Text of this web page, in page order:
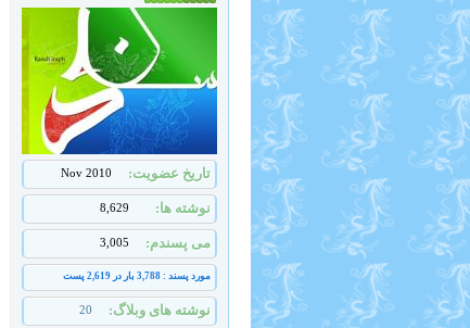
تاریخ عضویت Nov 2010
نوشته ها 8,629
می پسندم 3,005
مورد پسند : 3,788 بار در 2,619 پست
نوشته های وبلاگ 20